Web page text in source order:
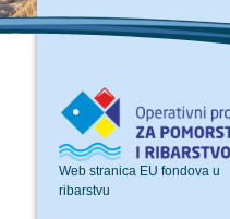
Web stranica EU fondova u
ribarstvu